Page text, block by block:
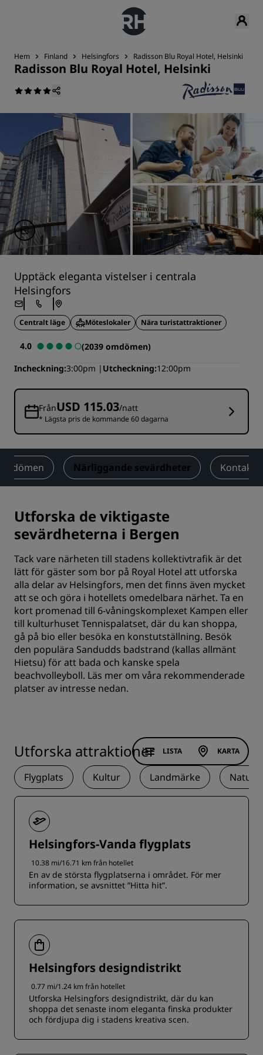
Hem Finland Helsingfors Radisson Blu Royal Hotel, Helsinki
Radisson Blu Royal Hotel, Helsinki
Upptäck eleganta vistelser i centrala
Helsingfors
Centralt läge Möteslokaler Nära turistattraktioner
4.0
(2039 omdömen)
Incheckning 3:00pm Utcheckning 12:00pm
FrånUSD 115.03/natt
* Lägsta pris de kommande 60 dagarna
Närliggande sevärdheter Kontakt
Utforska de viktigaste
sevärdheterna i Bergen
Tack vare närheten till stadens kollektivtrafik är det
lätt för gäster som bor på Royal Hotel att utforska
alla delar av Helsingfors, men det finns även mycket
att se och göra i hotellets omedelbara närhet. Ta en
kort promenad till 6-våningskomplexet Kampen eller
till kulturhuset Tennispalatset, där du kan shoppa,
gå på bio eller besöka en konstutställning. Besök
den populära Sandudds badstrand (kallas allmänt
Hietsu) för att bada och kanske spela
beachvolleyboll. Läs mer om våra rekommenderade
platser av intresse nedan.
Utforska attraktioner
Flygplats Kultur Landmärke Natur
LISTA KARTA
Helsingfors-Vanda flygplats
10.38 mi/16.71 km från hotellet
En av de största flygplatserna i området. För mer
information, se avsnittet ”Hitta hit”.
Helsingfors designdistrikt
0.77 mi/1.24 km från hotellet
Utforska Helsingfors designdistrikt, där du kan
shoppa det senaste inom eleganta finska produkter
och fördjupa dig i stadens kreativa scen.